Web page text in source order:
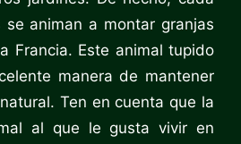
se animan a montar granjas
Francia. Este animal tupido
manera de mantener
Ten en cuenta que la
al que le gusta vivir en